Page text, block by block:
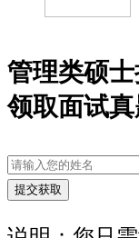
管理类硕
领取面试